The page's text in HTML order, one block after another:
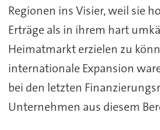
Regionen ins Visier, weil sie
Erträge als in ihrem hart
Heimatmarkt erzielen zu
internationale Expansion
bei den letzten
Unternehmen aus diesem